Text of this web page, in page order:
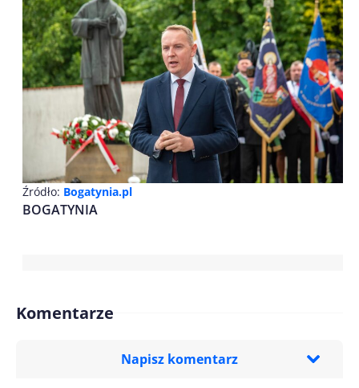
Źródło: Bogatynia.pl
BOGATYNIA
Komentarze
Napisz komentarz